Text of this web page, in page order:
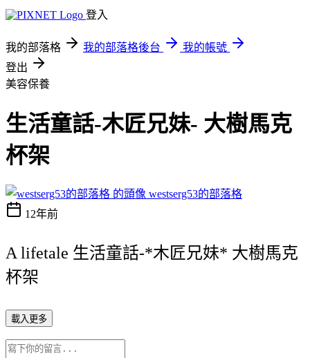
登入
我的部落格 我的部落格後台
我的帳號
登出
美容保養
生活童話-木匠兄妹- 大樹馬克
杯架
westserg53的部落格
12年前
A lifetale 生活童話-*木匠兄妹* 大樹馬克
杯架
載入更多